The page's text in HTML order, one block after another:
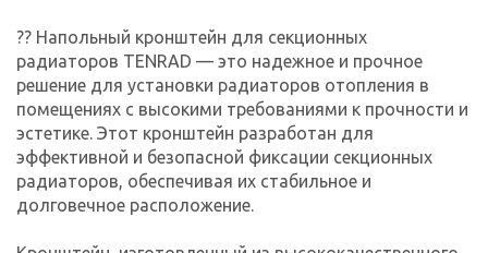
?? Напольный кронштейн для секционных
радиаторов TENRAD — это надежное и прочное
решение для установки радиаторов отопления в
помещениях с высокими требованиями к прочности и
эстетике. Этот кронштейн разработан для
эффективной и безопасной фиксации секционных
радиаторов, обеспечивая их стабильное и
долговечное расположение.